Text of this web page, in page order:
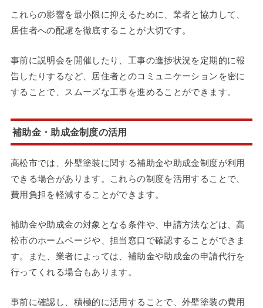
これらの影響を最小限に抑えるために、業者と協力して、
居住者への配慮を徹底することが大切です。
事前に説明会を開催したり、工事の進捗状況を定期的に報
告したりするなど、居住者とのコミュニケーションを密に
することで、スムーズな工事を進めることができます。
補助金・助成金制度の活用
高松市では、外壁塗装に関する補助金や助成金制度が利用
できる場合があります。これらの制度を活用することで、
費用負担を軽減することができます。
補助金や助成金の対象となる条件や、申請方法などは、高
松市のホームページや、担当窓口で確認することができま
す。また、業者によっては、補助金や助成金の申請代行を
行ってくれる場合もあります。
事前に確認し、積極的に活用することで、外壁塗装の費用